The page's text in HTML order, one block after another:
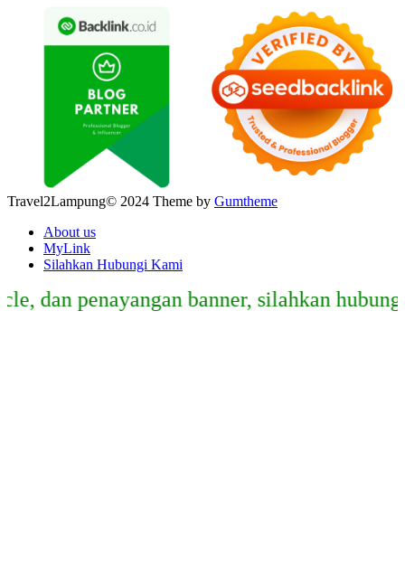
Travel2Lampung© 2024 Theme by Gumtheme
About us
MyLink
Silahkan Hubungi Kami
penayangan banner, silahkan hubungi e-